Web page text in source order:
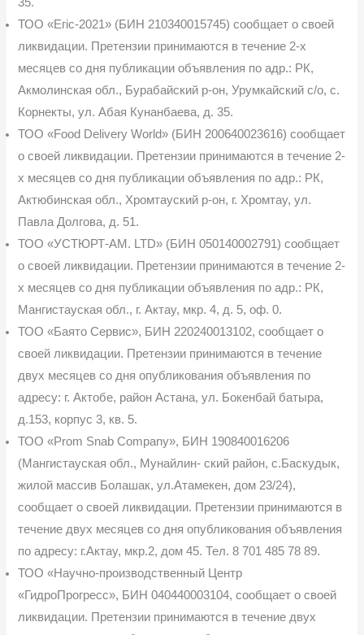
ТОО «Егіс-2021» (БИН 210340015745) сообщает о своей
ликвидации. Претензии принимаются в течение 2-х
месяцев со дня публикации объявления по адр.: РК,
Акмолин­ская обл., Бурабайский р-он, Урумкайский с/о, с.
Корнекты, ул. Абая Кунанбаева, д. 35.
ТОО «Food Delivery World» (БИН 200640023616) сообщает
о своей ликвидации. Претензии принимаются в течение 2-
х месяцев со дня публикации объявления по адр.: РК,
Актюбинская обл., Хромтауский р-он, г. Хромтау, ул.
Павла Долгова, д. 51.
ТОО «УСТЮРТ-АМ. LTD» (БИН 050140002791) сообщает
о своей ликвидации. Претензии принимаются в течение 2-
х месяцев со дня публикации объявления по адр.: РК,
Мангистауская обл., г. Актау, мкр. 4, д. 5, оф. 0.
ТОО «Баято Сервис», БИН 220240013102, сообщает о
своей ликвидации. Претен­зии принимаются в течение
двух месяцев со дня опубликования объявления по
адресу: г. Актобе, район Астана, ул. Бокенбай батыра,
д.153, корпус 3, кв. 5.
ТОО «Prom Snab Company», БИН 190840016206
(Мангистауская обл., Мунайлин- ский район, с.Баскудык,
жилой массив Болашак, ул.Атамекен, дом 23/24),
сообщает о своей ликвидации. Претензии принимаются в
течение двух месяцев со дня опубликования объяв­ления
по адресу: г.Актау, мкр.2, дом 45. Тел. 8 701 485 78 89.
ТОО «Научно-производственный Центр
«ГидроПрогресс», БИН 040440003104, сообщает о своей
ликвидации. Претензии принимаются в течение двух